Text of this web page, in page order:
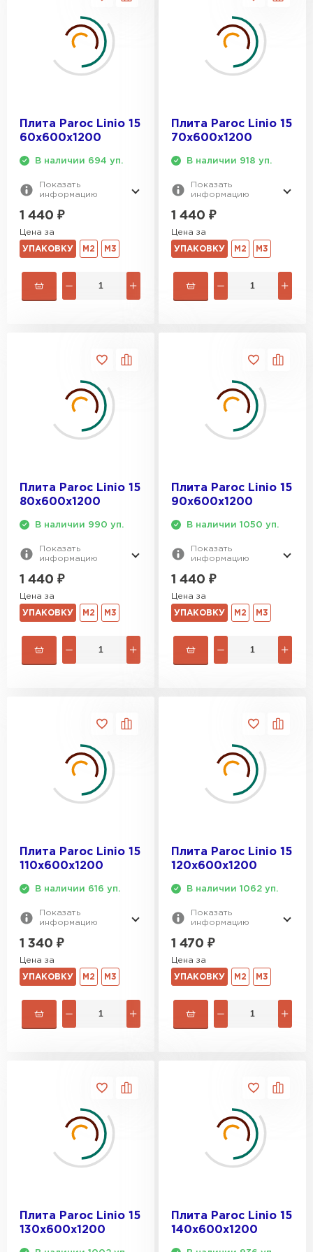
Плита Paroc Linio 15
60х600х1200
В наличии 694 уп.
Показать
информацию
1 440 ₽
Цена за
УПАКОВКУ М2 М3
Плита Paroc Linio 15
70х600х1200
В наличии 918 уп.
Показать
информацию
1 440 ₽
Цена за
УПАКОВКУ М2 М3
Плита Paroc Linio 15
80х600х1200
В наличии 990 уп.
Показать
информацию
1 440 ₽
Цена за
УПАКОВКУ М2 М3
Плита Paroc Linio 15
90х600х1200
В наличии 1050 уп.
Показать
информацию
1 440 ₽
Цена за
УПАКОВКУ М2 М3
Плита Paroc Linio 15
110х600х1200
В наличии 616 уп.
Показать
информацию
1 340 ₽
Цена за
УПАКОВКУ М2 М3
Плита Paroc Linio 15
120х600х1200
В наличии 1062 уп.
Показать
информацию
1 470 ₽
Цена за
УПАКОВКУ М2 М3
Плита Paroc Linio 15
130х600х1200
Плита Paroc Linio 15
140х600х1200
ПЕРЕЙТИ
Утеплитель Теплекс
Рулонная кровля Брит
ПЕРЕЙТИ
Утеплитель Knauf
ПЕРЕЙТИ
Утеплитель Paroc
Утеплитель Penoplex
ПЕРЕЙТИ
Утеплитель Rockwool
Утеплитель Юматекс Термо
ПЕРЕЙТИ
ПЕРЕЙТИ
Сэндвич-панели
Утеплитель Baswool